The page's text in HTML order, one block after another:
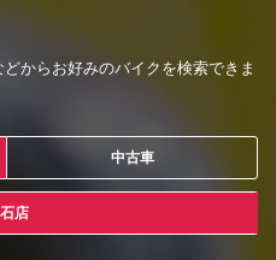
からお好みのバイクを検索できま
中古車
店